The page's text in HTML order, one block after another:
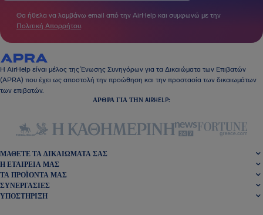
Θα ήθελα να λαμβάνω email από την AirHelp και συμφωνώ με την
Πολιτική Απορρήτου.
Η AirHelp είναι μέλος της Ένωσης Συνηγόρων για τα Δικαιώματα των Επιβατών
(APRA) που έχει ως αποστολή την προώθηση και την προστασία των δικαιωμάτων
των επιβατών.
ΆΡΘΡΑ ΓΙΑ ΤΗΝ AIRHELP:
ΜΆΘΕΤΕ ΤΑ ΔΙΚΑΙΏΜΑΤΆ ΣΑΣ
Η ΕΤΑΙΡΕΊΑ ΜΑΣ
ΤΑ ΠΡΟΪΌΝΤΑ ΜΑΣ
ΣΥΝΕΡΓΑΣΊΕΣ
ΥΠΟΣΤΉΡΙΞΗ